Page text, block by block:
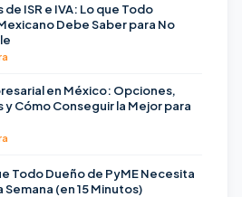
ISR e IVA: Lo que Todo
Debe Saber para No
en México: Opciones,
y Cómo Conseguir la Mejor para
Todo Dueño de PyME Necesita
Semana (en 15 Minutos)